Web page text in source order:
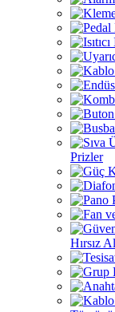
Prizler
Hırsız